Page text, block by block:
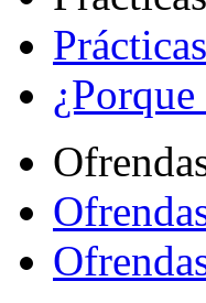
Prácticas